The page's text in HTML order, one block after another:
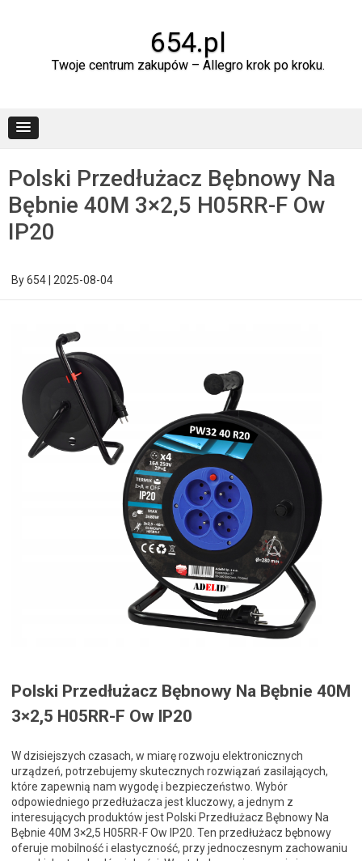
654.pl
Twoje centrum zakupów – Allegro krok po kroku.
Polski Przedłużacz Bębnowy Na
Bębnie 40M 3×2,5 H05RR-F Ow
IP20
By654 2025-08-04
Polski Przedłużacz Bębnowy Na Bębnie 40M
3×2,5 H05RR-F Ow IP20
W dzisiejszych czasach, w miarę rozwoju elektronicznych
urządzeń, potrzebujemy skutecznych rozwiązań zasilających,
które zapewnią nam wygodę i bezpieczeństwo. Wybór
odpowiedniego przedłużacza jest kluczowy, a jednym z
interesujących produktów jest Polski Przedłużacz Bębnowy Na
Bębnie 40M 3×2,5 H05RR-F Ow IP20. Ten przedłużacz bębnowy
oferuje mobilność i elastyczność, przy jednoczesnym zachowaniu